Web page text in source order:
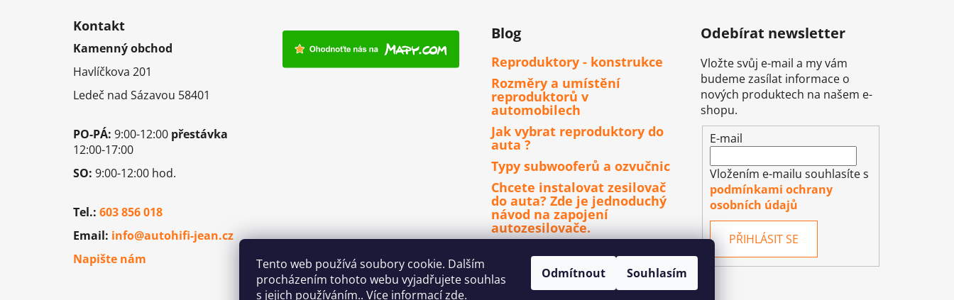
Tento web používá soubory cookie. Dalším
procházením tohoto webu vyjadřujete souhlas
s jejich používáním.. Více informacízde.
Odmítnout Souhlasím
Kontakt
Kamenný obchod
Havlíčkova 201
Ledeč nad Sázavou 58401
PO-PÁ: 9:00-12:00 přestávka
12:00-17:00
SO: 9:00-12:00 hod.
Tel.: 603 856 018
Email: info@autohifi-jean.cz
Napište nám
Blog
Reproduktory - konstrukce
Rozměry a umístění
reproduktorů v
automobilech
Jak vybrat reproduktory do
auta ?
Typy subwooferů a ozvučnic
Chcete instalovat zesilovač
do auta? Zde je jednoduchý
návod na zapojení
autozesilovače.
autorádia ?
Odebírat newsletter
Vložte svůj e-mail a my vám
budeme zasílat informace o
nových produktech na našem e-
shopu.
E-mail
Vložením e-mailu souhlasíte s
podmínkami ochrany
osobních údajů
PŘIHLÁSIT SE